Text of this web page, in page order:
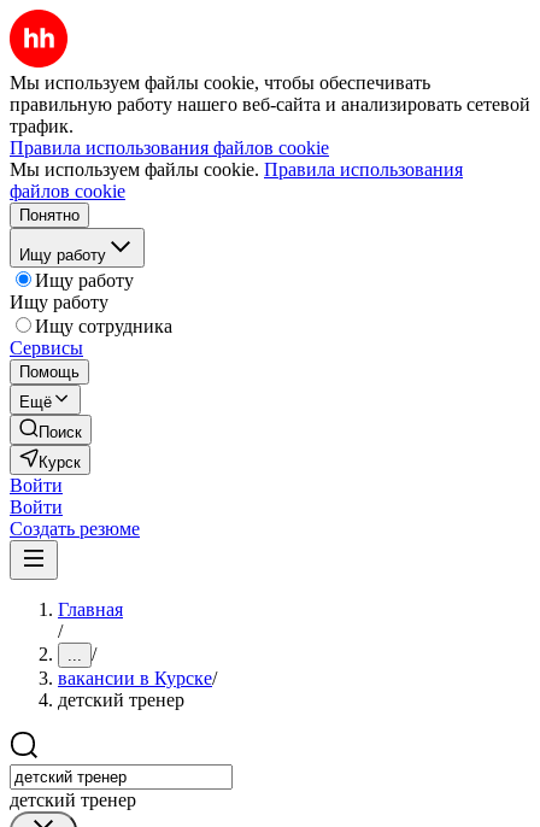
Мы используем файлы cookie, чтобы обеспечивать
правильную работу нашего веб-сайта и анализировать сетевой
трафик.
Правила использования файлов cookie
Мы используем файлы cookie. Правила использования
файлов cookie
Понятно
Ищу работу
Ищу работу
Ищу работу
Ищу сотрудника
Сервисы
Помощь
Ещё
Поиск
Курск
Войти
Войти
Создать резюме
Главная
/
... /
вакансии в Курске/
детский тренер
детский тренер